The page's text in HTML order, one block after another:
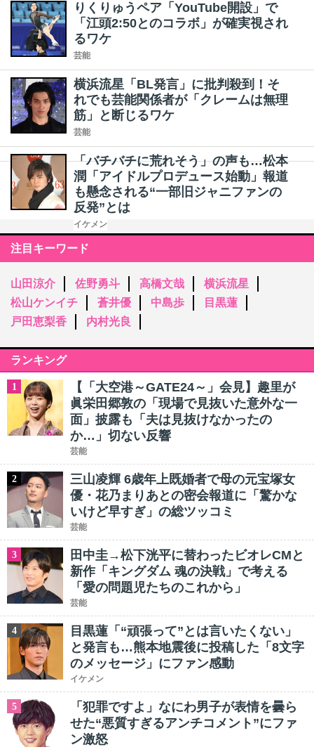
りくりゅうペア「YouTube開設」で
「江頭2:50とのコラボ」が確実視され
るワケ
芸能
横浜流星「BL発言」に批判殺到！そ
れでも芸能関係者が「クレームは無理
筋」と断じるワケ
芸能
「バチバチに荒れそう」の声も…松本
潤「アイドルプロデュース始動」報道
も懸念される“一部旧ジャニファンの
反発”とは
イケメン
注目キーワード
山田涼介 佐野勇斗 高橋文哉
横浜流星
松山ケンイチ
蒼井優 中島歩
目黒蓮
戸田恵梨香
内村光良
ランキング
1
【「大空港～GATE24～」会見】趣里が
眞栄田郷敦の「現場で見抜いた意外な一
面」披露も「夫は見抜けなかったの
か…」切ない反響
芸能
2
三山凌輝 6歳年上既婚者で母の元宝塚女
優・花乃まりあとの密会報道に「驚かな
いけど早すぎ」の総ツッコミ
芸能
3
田中圭→松下洸平に替わったビオレCMと
新作「キングダム 魂の決戦」で考える
「愛の問題児たちのこれから」
芸能
4
目黒蓮「“頑張って”とは言いたくない」
と発言も…熊本地震後に投稿した「8文字
のメッセージ」にファン感動
イケメン
5
「犯罪ですよ」なにわ男子が表情を曇ら
せた“悪質すぎるアンチコメント”にファ
ン激怒